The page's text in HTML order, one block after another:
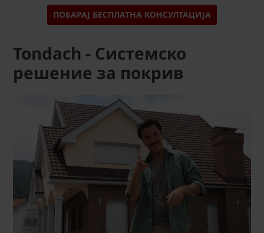
ПОБАРАЈ БЕСПЛАТНА КОНСУЛТАЦИЈА
Tondach - Системско
решение за покрив